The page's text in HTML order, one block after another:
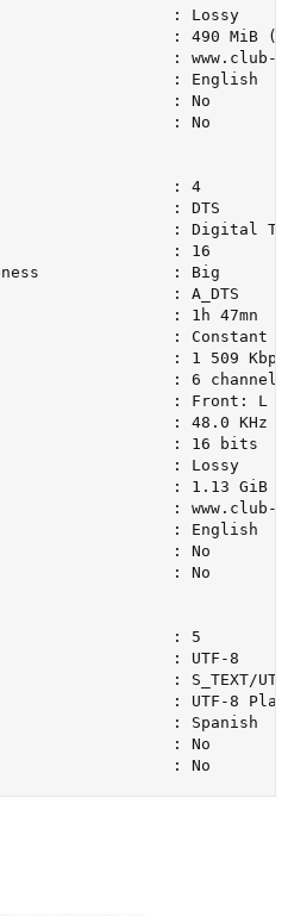
: Lossy
: 490 MiB
: www.club-
: English
: No
: No
: 4
: DTS
: Digital
: 16
: Big
: A_DTS
: 1h 47mn
: Constant
: 1 509 Kbps
: 6 channels
: Front: L C
: 48.0 KHz
: 16 bits
: Lossy
: 1.13 GiB
: www.club-
: English
: No
: No
: 5
: UTF-8
: S_TEXT/
: UTF-8
: Spanish
: No
: No